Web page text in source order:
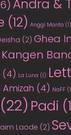
Andra &
(12) Anggi Marito (1)
(2) Ghea
Kangen
(4) La Luna (1)
Amizah (4) NaFF
(22) Padi
Laode (2)